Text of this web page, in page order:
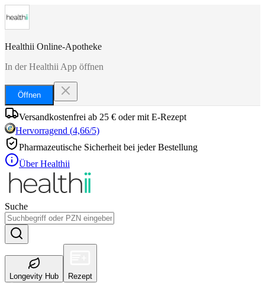
Healthii Online-Apotheke
In der Healthii App öffnen
Öffnen
Versandkostenfrei ab 25 € oder mit E-Rezept
Hervorragend (4,66/5)
Pharmazeutische Sicherheit bei jeder Bestellung
Über Healthii
Suche
Longevity Hub Rezept